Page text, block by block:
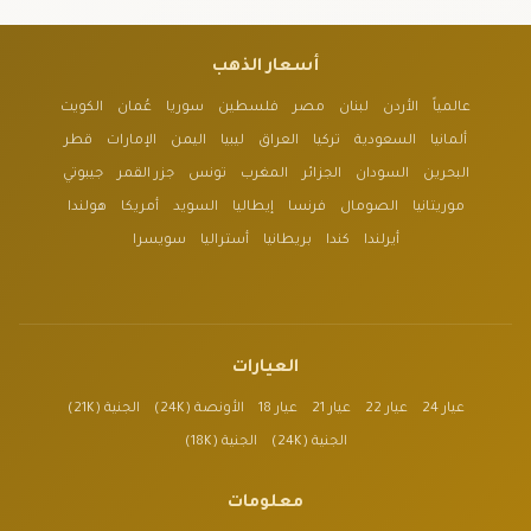
أسعار الذهب
عالمياً الأردن لبنان مصر فلسطين سوريا عُمان الكويت
ألمانيا السعودية تركيا العراق ليبيا اليمن الإمارات قطر
البحرين السودان الجزائر المغرب تونس جزر القمر جيبوتي
موريتانيا الصومال فرنسا إيطاليا السويد أمريكا هولندا
أيرلندا كندا بريطانيا أستراليا سويسرا
العيارات
عيار 24 عيار 22 عيار 21 عيار 18 الأونصة (24K) الجنية (21K)
الجنية (24K) الجنية (18K)
معلومات